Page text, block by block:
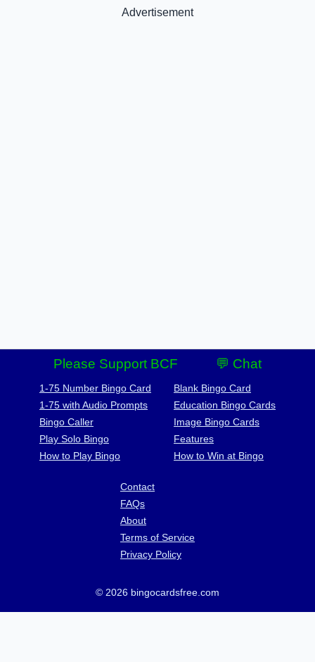
Advertisement
Please Support BCF 💬 Chat
1-75 Number Bingo Card
1-75 with Audio Prompts
Bingo Caller
Play Solo Bingo
How to Play Bingo
Blank Bingo Card
Education Bingo Cards
Image Bingo Cards
Features
How to Win at Bingo
Contact
FAQs
About
Terms of Service
Privacy Policy
© 2026 bingocardsfree.com